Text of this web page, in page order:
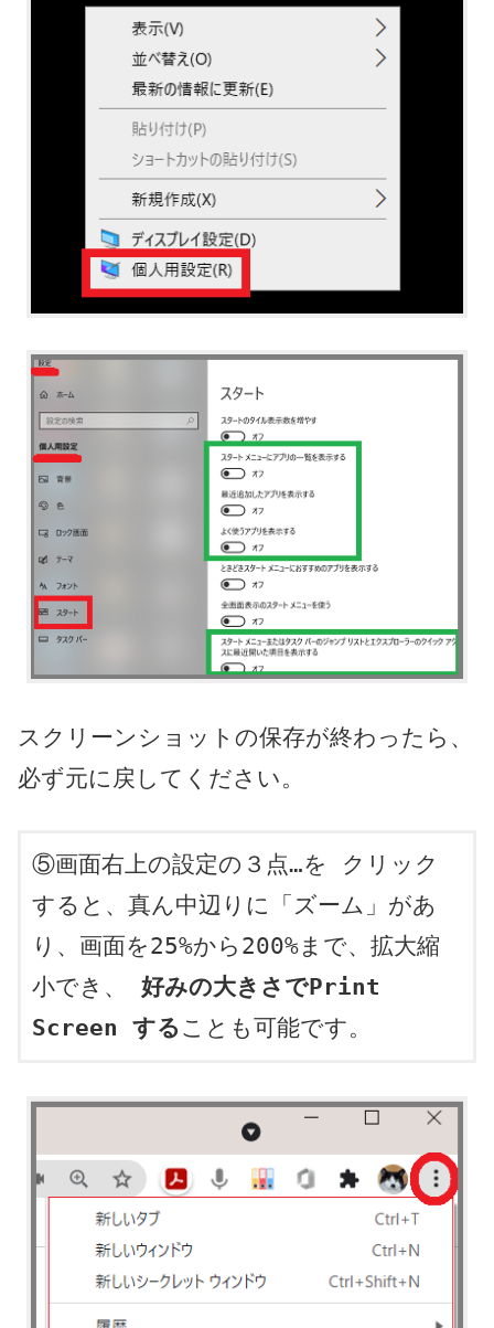
スクリーンショットの保存が終わったら、
必ず元に戻してください。
⑤画面右上の設定の３点…を クリック
すると、真ん中辺りに「ズーム」があ
り、画面を25%から200%まで、拡大縮
小でき、
好みの大きさでPrint
Screen する ことも可能です。